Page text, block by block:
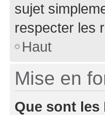
sujet
respecter les
Haut
Mise en
Que sont les